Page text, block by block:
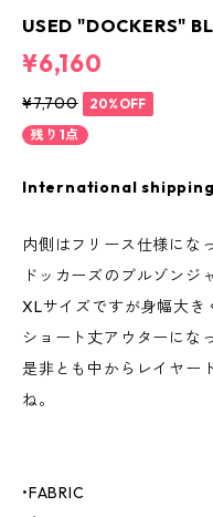
USED "DOCKERS"
¥6,160
¥7,700
20%OFF
残り1点
International
内側はフリース仕様にな
ドッカーズのブルゾンジ
XLサイズですが身幅大き
ショート丈アウターにな
是非とも中からレイヤー
ね。
•FABRIC